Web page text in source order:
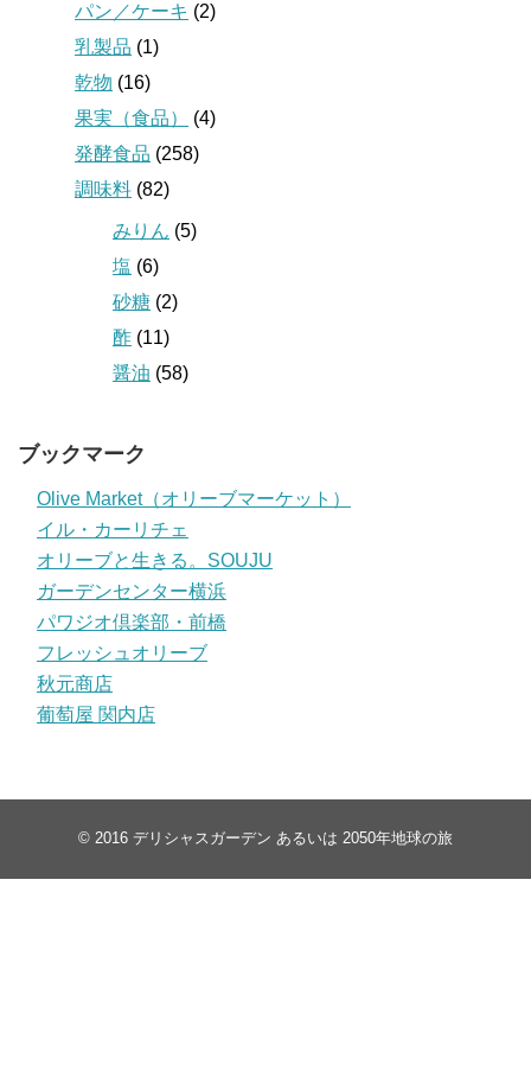
パン／ケーキ (2)
乳製品 (1)
乾物 (16)
果実（食品）
(4)
発酵食品 (258)
調味料 (82)
みりん (5)
塩 (6)
砂糖 (2)
酢 (11)
醤油 (58)
ブックマーク
Olive Market（オリーブマーケット）
イル・カーリチェ
オリーブと生きる。SOUJU
ガーデンセンター横浜
パワジオ倶楽部・前橋
フレッシュオリーブ
秋元商店
葡萄屋 関内店
© 2016 デリシャスガーデン あるいは 2050年地球の旅